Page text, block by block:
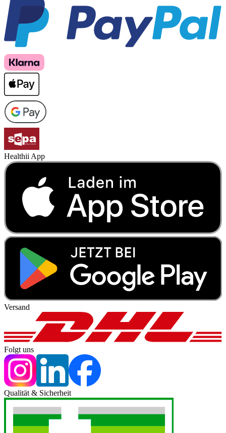
Healthii App
Versand
Folgt uns
Qualität & Sicherheit